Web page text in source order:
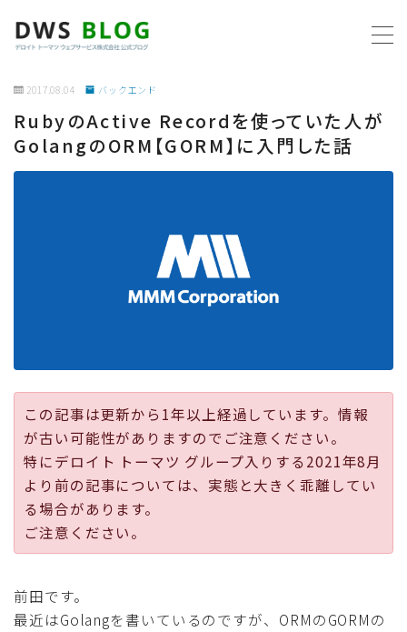
ホーム
AWS
公式ページ
2017.08.04 バックエンド
RubyのActive Recordを使っていた人が
GolangのORM【GORM】に入門した話
この記事は更新から1年以上経過しています。情報
が古い可能性がありますのでご注意ください。
特にデロイト トーマツ グループ入りする2021年8月
より前の記事については、実態と大きく乖離してい
る場合があります。
ご注意ください。
前田です。
最近はGolangを書いているのですが、ORMのGORMの